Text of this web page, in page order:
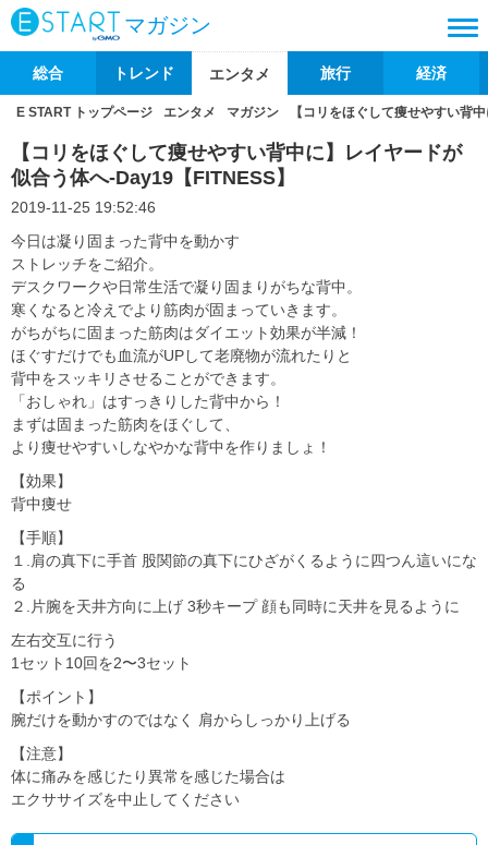
マガジン
総合 トレンド エンタメ 旅行 経済
E START トップページ エンタメ マガジン 【コリをほぐして痩せやすい背
【コリをほぐして痩せやすい背中に】レイヤードが
似合う体へ-Day19【FITNESS】
2019-11-25 19:52:46
今日は凝り固まった背中を動かす
ストレッチをご紹介。
デスクワークや日常生活で凝り固まりがちな背中。
寒くなると冷えでより筋肉が固まっていきます。
がちがちに固まった筋肉はダイエット効果が半減！
ほぐすだけでも血流がUPして老廃物が流れたりと
背中をスッキリさせることができます。
「おしゃれ」はすっきりした背中から！
まずは固まった筋肉をほぐして、
より痩せやすいしなやかな背中を作りましょ！
【効果】
背中痩せ
【手順】
１.肩の真下に手首 股関節の真下にひざがくるように四つん這いにな
る
２.片腕を天井方向に上げ 3秒キープ 顔も同時に天井を見るように
左右交互に行う
1セット10回を2〜3セット
【ポイント】
腕だけを動かすのではなく 肩からしっかり上げる
【注意】
体に痛みを感じたり異常を感じた場合は
エクササイズを中止してください